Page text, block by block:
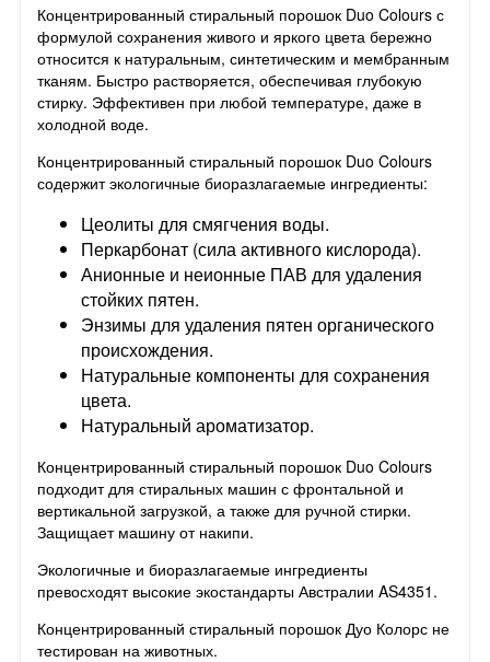
Концентрированный стиральный порошок Duo Colours с
формулой сохранения живого и яркого цвета бережно
относится к натуральным, синтетическим и мембранным
тканям. Быстро растворяется, обеспечивая глубокую
стирку. Эффективен при любой температуре, даже в
холодной воде.
Концентрированный стиральный порошок Duo Colours
содержит экологичные биоразлагаемые ингредиенты:
Цеолиты для смягчения воды.
Перкарбонат (сила активного кислорода).
Анионные и неионные ПАВ для удаления
стойких пятен.
Энзимы для удаления пятен органического
происхождения.
Натуральные компоненты для сохранения
цвета.
Натуральный ароматизатор.
Концентрированный стиральный порошок Duo Colours
подходит для стиральных машин с фронтальной и
вертикальной загрузкой, а также для ручной стирки.
Защищает машину от накипи.
Экологичные и биоразлагаемые ингредиенты
превосходят высокие экостандарты Австралии AS4351.
Концентрированный стиральный порошок Дуо Колорс не
тестирован на животных.